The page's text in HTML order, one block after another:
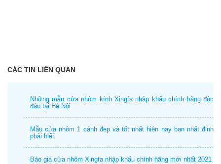
CÁC TIN LIÊN QUAN
Những mẫu cửa nhôm kính Xingfa nhập khẩu chính hãng độc
đáo tại Hà Nội
Mẫu cửa nhôm 1 cánh đẹp và tốt nhất hiện nay bạn nhất định
phải biết
Báo giá cửa nhôm Xingfa nhập khẩu chính hãng mới nhất 2021